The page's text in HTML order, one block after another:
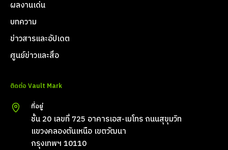
ผลงานเด่น
บทความ
ข่าวสารและอัปเดต
ศูนย์ข่าวและสื่อ
ติดต่อ Vault Mark
ที่อยู่
ชั้น 20 เลขที่ 725 อาคารเอส-เมโทร ถนนสุขุมวิท
แขวงคลองตันเหนือ เขตวัฒนา
กรุงเทพฯ 10110